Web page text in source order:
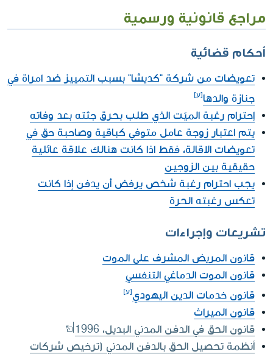
مراجع قانونية ورسمية
أحكام قضائية
تعويضات من شركة "كديشا" بسبب التمييز ضد امراة في
جنازة والدها
إحترام رغبة الميّت الذي طلب بحرق جثته بعد وفاته
يتم اعتبار زوجة عامل متوفي كباقية وصاحبة حق في
تعويضات الاقالة، فقط اذا كانت هنالك علاقة عائلية
حقيقية بين الزوجين
يجب احترام رغبة شخص يرفض أن يدفن إذا كانت
تعكس رغبته الحرة
تشريعات وإجراءات
قانون المريض المشرف على الموت
قانون الموت الدماغي التنفسي
قانون خدمات الدين اليهودي
قانون الميراث
قانون الحق في الدفن المدني البديل، 1996
أنظمة تحصيل الحق بالدفن المدني (ترخيص شركات